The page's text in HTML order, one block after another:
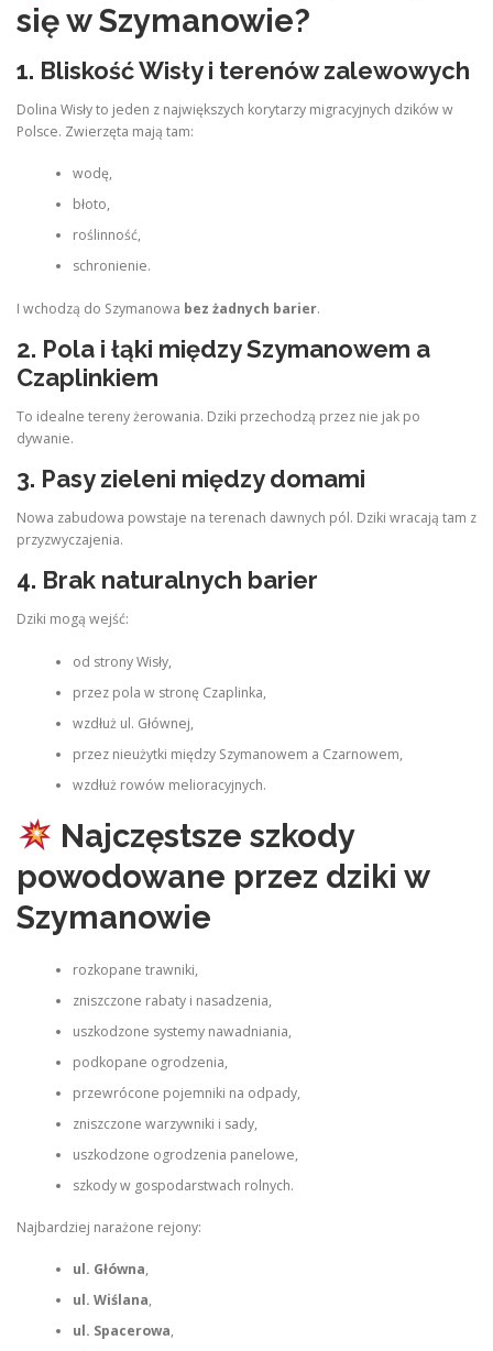
się w Szymanowie?
1. Bliskość Wisły i terenów zalewowych
Dolina Wisły to jeden z największych korytarzy migracyjnych dzików w
Polsce. Zwierzęta mają tam:
wodę,
błoto,
roślinność,
schronienie.
I wchodzą do Szymanowa bez żadnych barier.
2. Pola i łąki między Szymanowem a
Czaplinkiem
To idealne tereny żerowania. Dziki przechodzą przez nie jak po
dywanie.
3. Pasy zieleni między domami
Nowa zabudowa powstaje na terenach dawnych pól. Dziki wracają tam z
przyzwyczajenia.
4. Brak naturalnych barier
Dziki mogą wejść:
od strony Wisły,
przez pola w stronę Czaplinka,
wzdłuż ul. Głównej,
przez nieużytki między Szymanowem a Czarnowem,
wzdłuż rowów melioracyjnych.
Najczęstsze szkody
powodowane przez dziki w
Szymanowie
rozkopane trawniki,
zniszczone rabaty i nasadzenia,
uszkodzone systemy nawadniania,
podkopane ogrodzenia,
przewrócone pojemniki na odpady,
zniszczone warzywniki i sady,
uszkodzone ogrodzenia panelowe,
szkody w gospodarstwach rolnych.
Najbardziej narażone rejony:
ul. Główna,
ul. Wiślana,
ul. Spacerowa,